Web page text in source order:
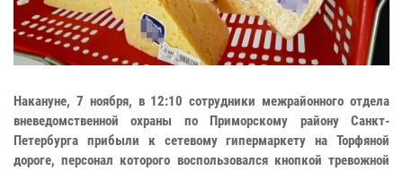
Накануне, 7 ноября, в 12:10 сотрудники межрайонного отдела
вневедомственной охраны по Приморскому району Санкт-
Петербурга прибыли к сетевому гипермаркету на Торфяной
дороге, персонал которого воспользовался кнопкой тревожной